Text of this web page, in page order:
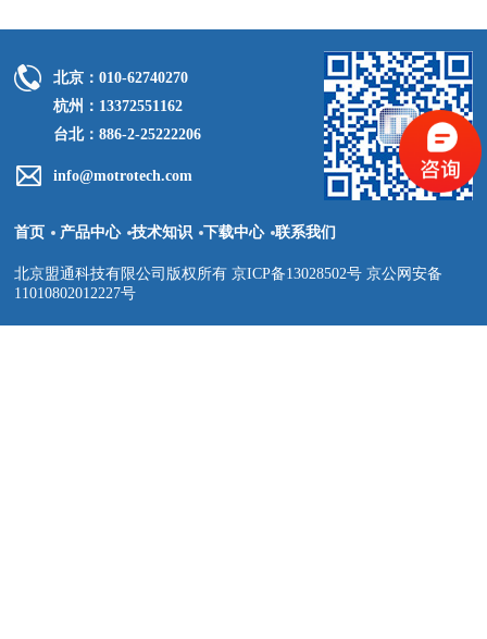
北京：010-62740270
杭州：13372551162
台北：886-2-25222206
info@motrotech.com
首页 产品中心 技术知识 下载中心 联系我们
北京盟通科技有限公司版权所有 京ICP备13028502号 京公网安备
11010802012227号